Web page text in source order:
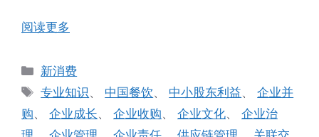
阅读更多
分
类
新消费
标
专业知识、 中国餐饮、 中小股东利益、企业并
购、 企业成长、 企业收购、 企业文化、 企业治